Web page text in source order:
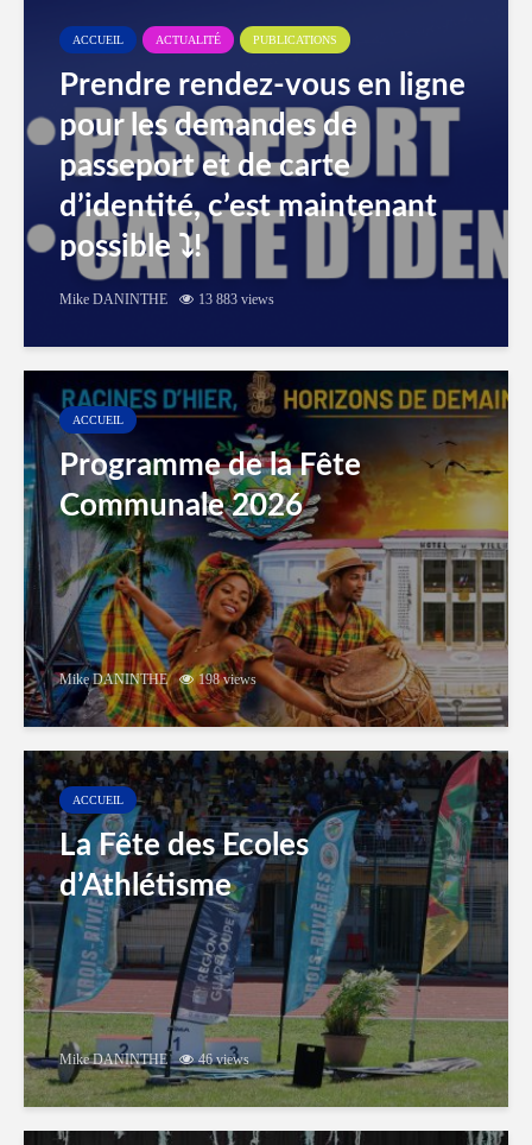
ACCUEIL ACTUALITÉ PUBLICATIONS
Prendre rendez-vous en ligne
pour les demandes de
passeport et de carte
d’identité, c’est maintenant
possible ⤵️!
Mike DANINTHE 13 883 views
ACCUEIL
Programme de la Fête
Communale 2026
Mike DANINTHE 198 views
ACCUEIL
La Fête des Ecoles
d’Athlétisme
Mike DANINTHE 46 views